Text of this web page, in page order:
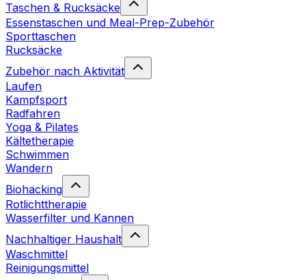
Taschen & Rucksäcke
Essenstaschen und Meal-Prep-Zubehör
Sporttaschen
Rucksäcke
Zubehör nach Aktivität
Laufen
Kampfsport
Radfahren
Yoga & Pilates
Kältetherapie
Schwimmen
Wandern
Biohacking
Rotlichttherapie
Wasserfilter und Kannen
Nachhaltiger Haushalt
Waschmittel
Reinigungsmittel